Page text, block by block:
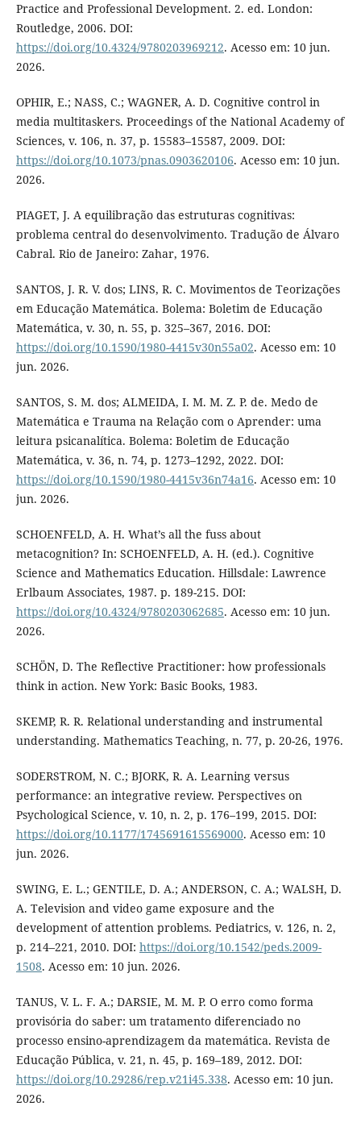
Practice and Professional Development. 2. ed. London:
Routledge, 2006. DOI:
https://doi.org/10.4324/9780203969212. Acesso em: 10 jun.
2026.
OPHIR, E.; NASS, C.; WAGNER, A. D. Cognitive control in
media multitaskers. Proceedings of the National Academy of
Sciences, v. 106, n. 37, p. 15583–15587, 2009. DOI:
https://doi.org/10.1073/pnas.0903620106. Acesso em: 10 jun.
2026.
PIAGET, J. A equilibração das estruturas cognitivas:
problema central do desenvolvimento. Tradução de Álvaro
Cabral. Rio de Janeiro: Zahar, 1976.
SANTOS, J. R. V. dos; LINS, R. C. Movimentos de Teorizações
em Educação Matemática. Bolema: Boletim de Educação
Matemática, v. 30, n. 55, p. 325–367, 2016. DOI:
https://doi.org/10.1590/1980-4415v30n55a02. Acesso em: 10
jun. 2026.
SANTOS, S. M. dos; ALMEIDA, I. M. M. Z. P. de. Medo de
Matemática e Trauma na Relação com o Aprender: uma
leitura psicanalítica. Bolema: Boletim de Educação
Matemática, v. 36, n. 74, p. 1273–1292, 2022. DOI:
https://doi.org/10.1590/1980-4415v36n74a16. Acesso em: 10
jun. 2026.
SCHOENFELD, A. H. What’s all the fuss about
metacognition? In: SCHOENFELD, A. H. (ed.). Cognitive
Science and Mathematics Education. Hillsdale: Lawrence
Erlbaum Associates, 1987. p. 189-215. DOI:
https://doi.org/10.4324/9780203062685. Acesso em: 10 jun.
2026.
SCHÖN, D. The Reflective Practitioner: how professionals
think in action. New York: Basic Books, 1983.
SKEMP, R. R. Relational understanding and instrumental
understanding. Mathematics Teaching, n. 77, p. 20-26, 1976.
SODERSTROM, N. C.; BJORK, R. A. Learning versus
performance: an integrative review. Perspectives on
Psychological Science, v. 10, n. 2, p. 176–199, 2015. DOI:
https://doi.org/10.1177/1745691615569000. Acesso em: 10
jun. 2026.
SWING, E. L.; GENTILE, D. A.; ANDERSON, C. A.; WALSH, D.
A. Television and video game exposure and the
development of attention problems. Pediatrics, v. 126, n. 2,
p. 214–221, 2010. DOI: https://doi.org/10.1542/peds.2009-
1508. Acesso em: 10 jun. 2026.
TANUS, V. L. F. A.; DARSIE, M. M. P. O erro como forma
provisória do saber: um tratamento diferenciado no
processo ensino-aprendizagem da matemática. Revista de
Educação Pública, v. 21, n. 45, p. 169–189, 2012. DOI:
https://doi.org/10.29286/rep.v21i45.338. Acesso em: 10 jun.
2026.